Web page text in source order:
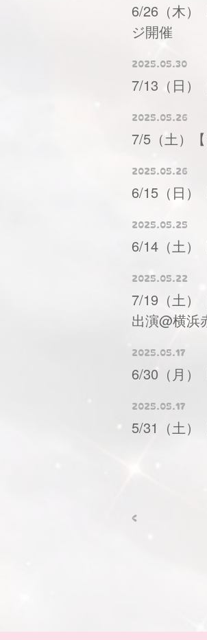
6/26（木）
ジ開催
2025.05.30
7/13（日）
2025.05.26
7/5（土）
2025.05.26
6/15（日）
2025.05.25
6/14（土）
2025.05.22
7/19（土）
出演@横浜
2025.05.17
6/30（月）
2025.05.17
5/31（土）
<